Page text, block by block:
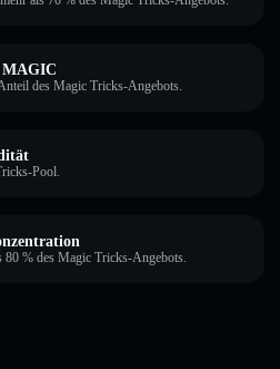
MAGIC
des Magic Tricks-Angebots.
Pool.
80 % des Magic Tricks-Angebots.